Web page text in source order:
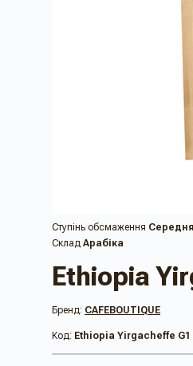
Ступінь обсмаження Середня
Склад Арабіка
Ethiopia
Бренд: CAFEBOUTIQUE
Код: Ethiopia Yirgacheffe